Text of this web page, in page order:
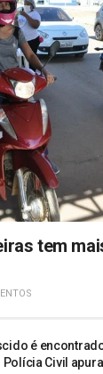
tem
é
Civil